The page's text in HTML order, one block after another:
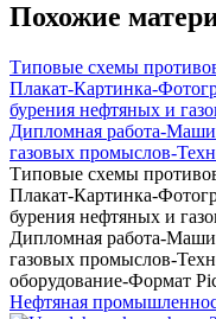
Похожие
Типовые схемы
Плакат-Картинка-
бурения нефтяных и
Дипломная работа-
газовых промыслов-
Типовые схемы
Плакат-Картинка-
бурения нефтяных и
Дипломная работа-
газовых промыслов-
оборудование-Формат
Нефтяная